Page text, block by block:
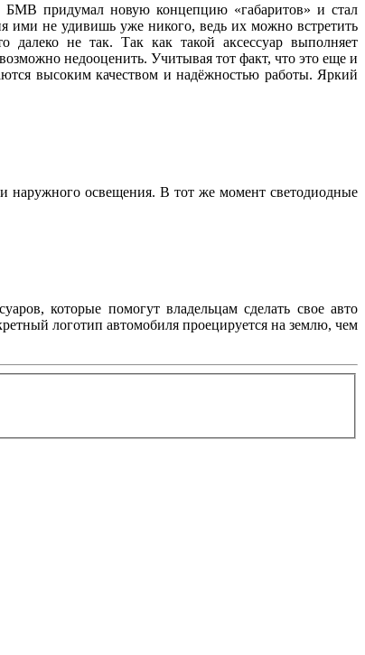
БМВ придумал новую концепцию «габаритов» и стал
ими не удивишь уже никого, ведь их можно встретить
далеко не так. Так как такой аксессуар выполняет
недооценить. Учитывая тот факт, что это еще и
высоким качеством и надёжностью работы. Яркий
наружного освещения. В тот же момент светодиодные
которые помогут владельцам сделать свое авто
логотип автомобиля проецируется на землю, чем